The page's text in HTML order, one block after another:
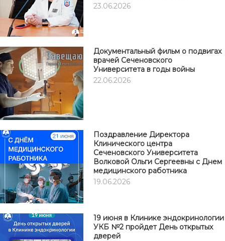
23.06.2026
Документальный фильм о подвигах
врачей Сеченовского
Университета в годы войны
22.06.2026
Поздравление Директора
Клинического центра
Сеченовского Университета
Волковой Ольги Сергеевны с Днем
медицинского работника
19.06.2026
19 июня в Клинике эндокринологии
УКБ №2 пройдет День открытых
дверей